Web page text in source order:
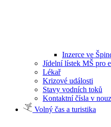
Inzerce ve
Jídelní lístek MŠ pro
Lékař
Krizové události
Stavy vodních toků
Kontaktní čísla v
Volný čas a turistika